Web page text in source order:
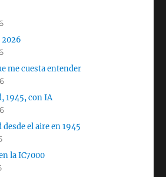
2026
me cuesta entender
1945, con IA
el aire en 1945
la IC7000